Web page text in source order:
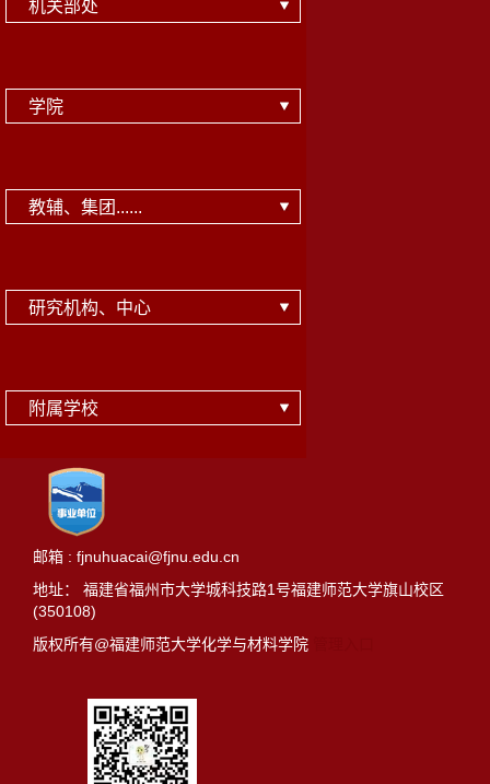
机关部处
学院
教辅、集团......
研究机构、中心
附属学校
邮箱 : fjnuhuacai@fjnu.edu.cn
地址： 福建省福州市大学城科技路1号福建师范大学旗山校区
(350108)
版权所有@福建师范大学化学与材料学院